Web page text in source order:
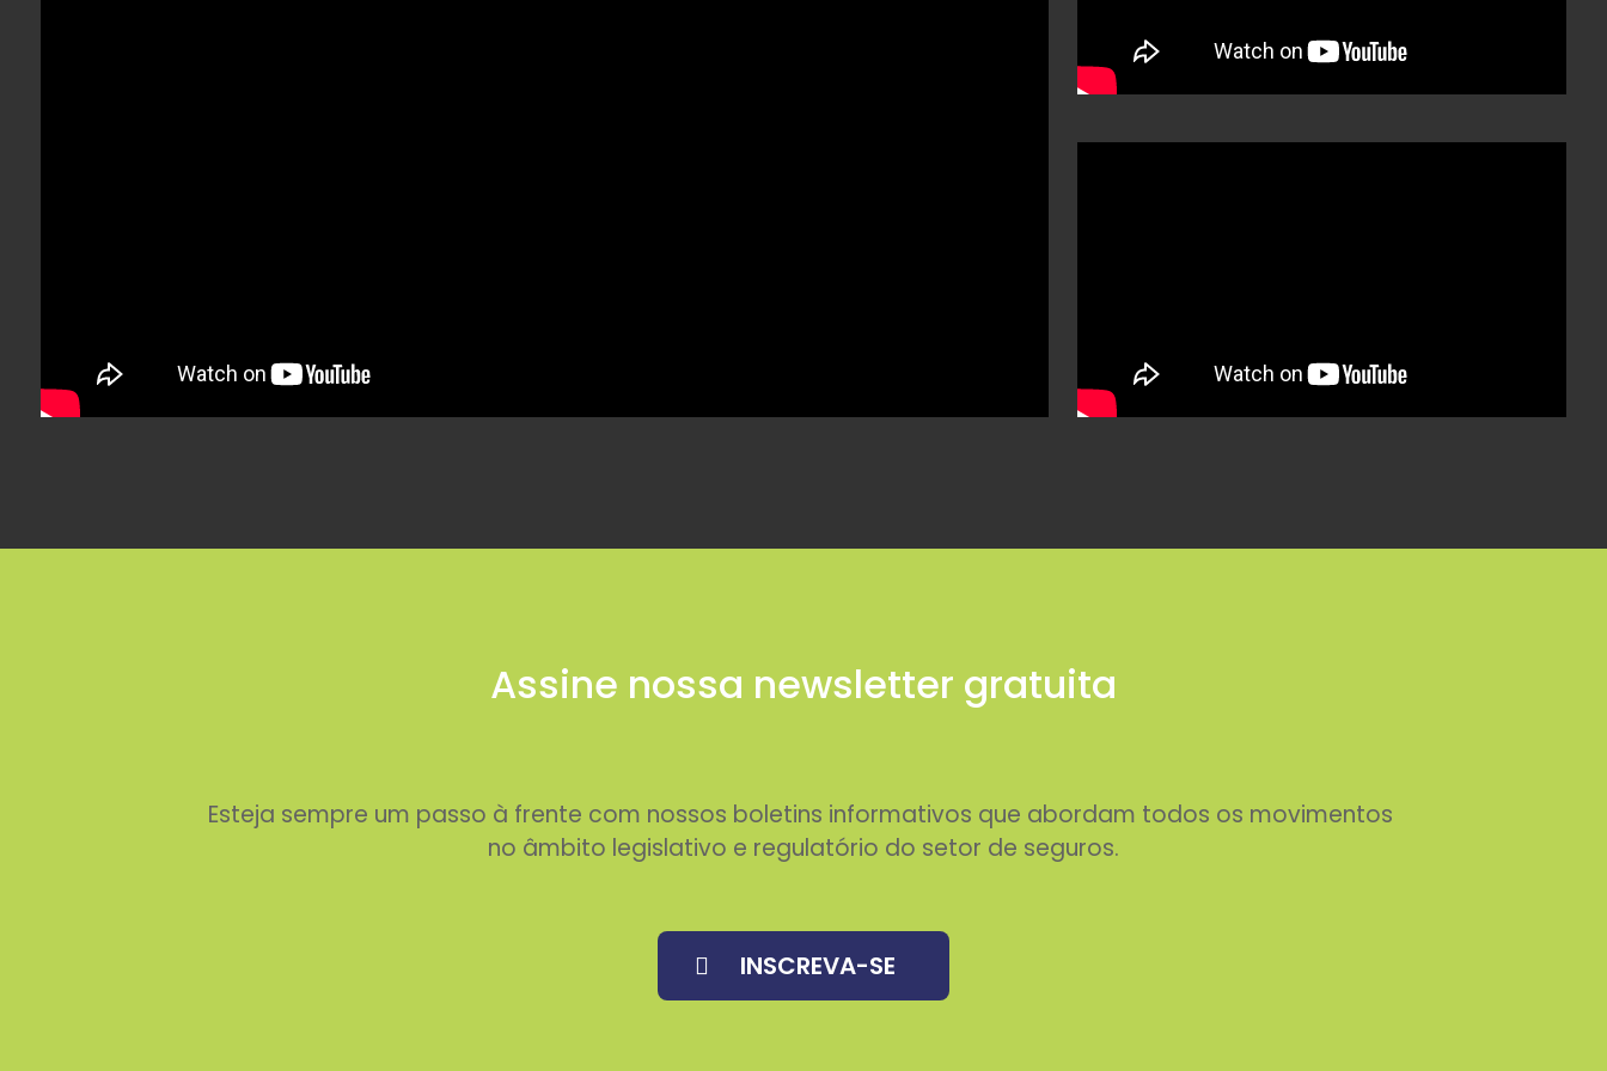
Assine nossa newsletter gratuita
Esteja sempre um passo à frente com nossos boletins informativos que abordam todos os movimentos
no âmbito legislativo e regulatório do setor de seguros.
INSCREVA-SE